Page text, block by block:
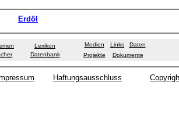
Erdöl
Lexikon
Datenbank
Medien Links
Daten
Projekte
Dokumente
Haftungsausschluss